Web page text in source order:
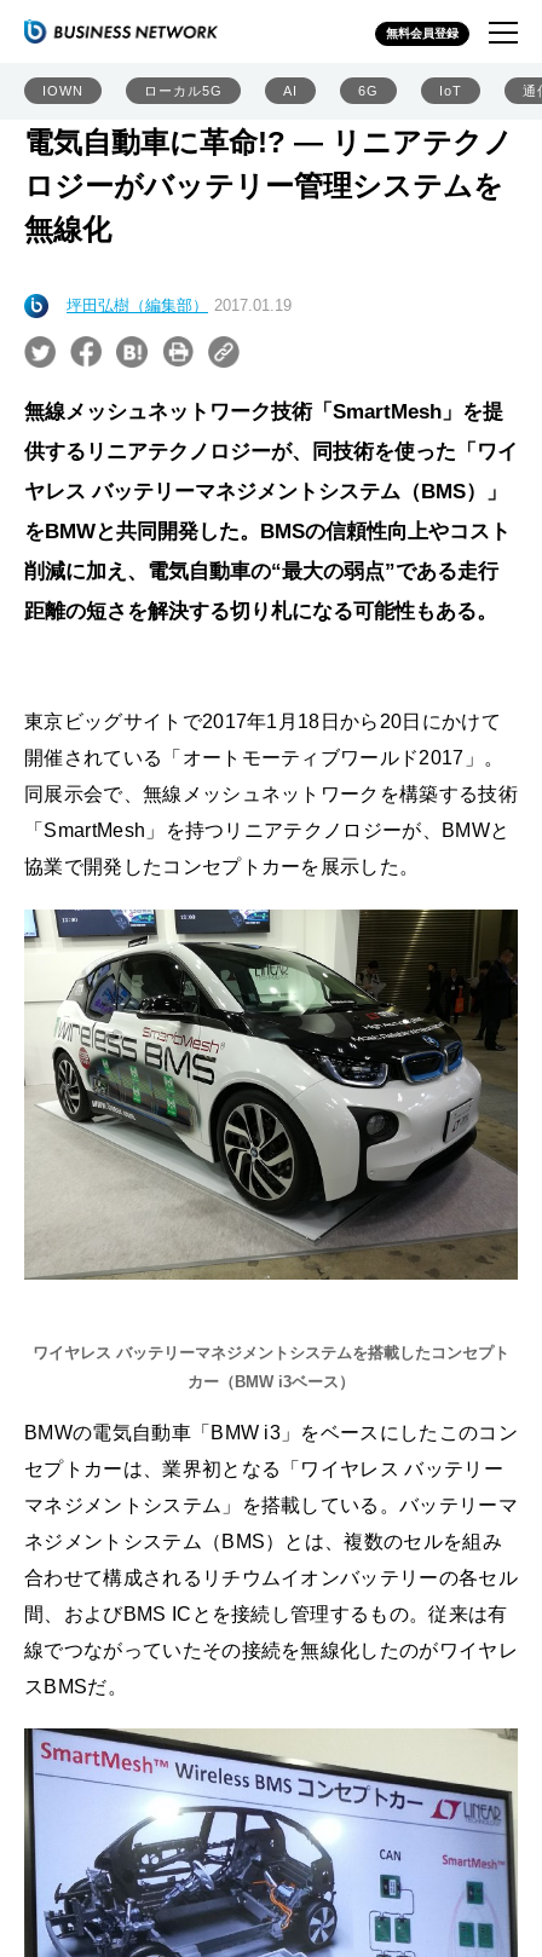
無料会員登録
IOWN ローカル5G AI 6G IoT 通
電気自動車に革命!? ― リニアテクノ
ロジーがバッテリー管理システムを
無線化
坪田弘樹（編集部） 2017.01.19
無線メッシュネットワーク技術「SmartMesh」を提
供するリニアテクノロジーが、同技術を使った「ワイ
ヤレス バッテリーマネジメントシステム（BMS）」
をBMWと共同開発した。BMSの信頼性向上やコスト
削減に加え、電気自動車の“最大の弱点”である走行
距離の短さを解決する切り札になる可能性もある。
東京ビッグサイトで2017年1月18日から20日にかけて
開催されている「オートモーティブワールド2017」。
同展示会で、無線メッシュネットワークを構築する技術
「SmartMesh」を持つリニアテクノロジーが、BMWと
協業で開発したコンセプトカーを展示した。
ワイヤレス バッテリーマネジメントシステムを搭載したコンセプト
カー（BMW i3ベース）
BMWの電気自動車「BMW i3」をベースにしたこのコン
セプトカーは、業界初となる「ワイヤレス バッテリー
マネジメントシステム」を搭載している。バッテリーマ
ネジメントシステム（BMS）とは、複数のセルを組み
合わせて構成されるリチウムイオンバッテリーの各セル
間、およびBMS ICとを接続し管理するもの。従来は有
線でつながっていたその接続を無線化したのがワイヤレ
スBMSだ。